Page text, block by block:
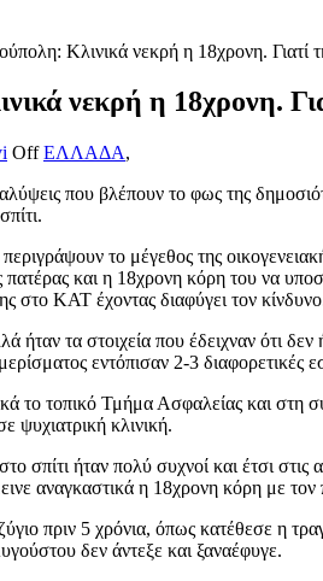
Κλινικά νεκρή η 18χρονη. Γιατί
νεκρή η 18χρονη.
Off ΕΛΛΑΔΑ,
που βλέπουν το φως της
το μέγεθος της
και η 18χρονη κόρη του να
στο ΚΑΤ έχοντας διαφύγει τον
ήταν τα στοιχεία που έδειχναν ότι
εντόπισαν 2-3 διαφορετικές
το τοπικό Τμήμα Ασφαλείας και στη
ψυχιατρική κλινική.
σπίτι ήταν πολύ συχνοί και έτσι
αναγκαστικά η 18χρονη κόρη με
πριν 5 χρόνια, όπως κατέθεσε η
δεν άντεξε και ξαναέφυγε.